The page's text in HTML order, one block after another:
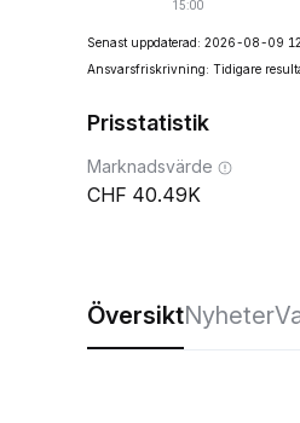
Senast uppdaterad: 2026-08-09
Ansvarsfriskrivning: Tidigare
Prisstatistik
Marknadsvärde
40.49K
ÖversiktNyheter